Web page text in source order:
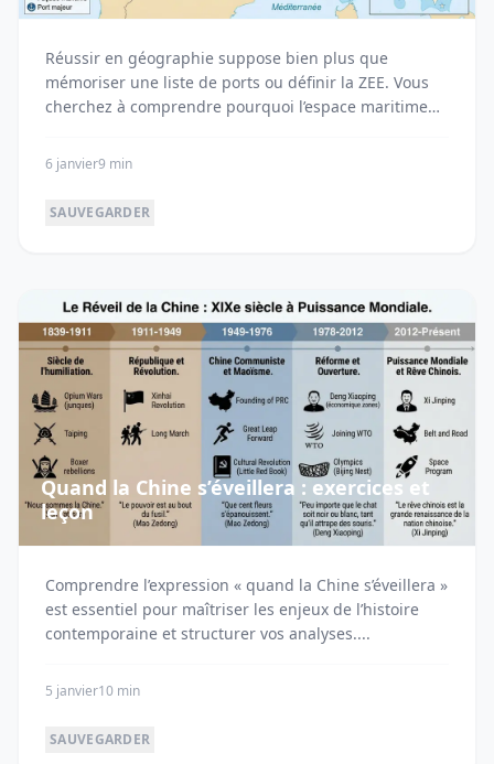
Réussir en géographie suppose bien plus que
mémoriser une liste de ports ou définir la ZEE. Vous
cherchez à comprendre pourquoi l’espace maritime
6 janvier9 min
SAUVEGARDER
Quand la Chine s’éveillera : exercices et
leçon
Comprendre l’expression « quand la Chine s’éveillera »
est essentiel pour maîtriser les enjeux de l’histoire
contemporaine et structurer vos analyses....
5 janvier10 min
SAUVEGARDER